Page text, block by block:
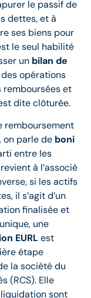
le passif de
dettes, et à
ses biens pour
le seul habilité
un bilan de
opérations
remboursées et
dite clôturée.
remboursement
on parle de boni
entre les
à l’associé
si les actifs
il s’agit d’un
finalisée et
une
EURLest
étape
la société du
(RCS). Elle
sont